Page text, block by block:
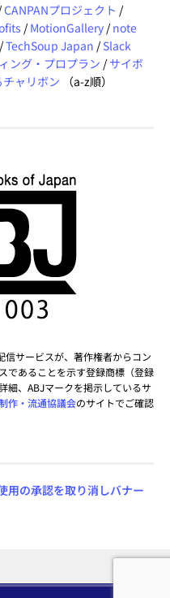
CANPANプロジェクト /
/ MotionGallery / note
/TechSoup Japan / Slack
ング・プロプラン / サイボ
ャリボン （a-z順）
信サービスが、著作権者からコン
であることを示す登録商標（登録
細、ABJマークを掲示しているサ
作・流通協議会のサイトでご確認
用の承認を取り消しバナー